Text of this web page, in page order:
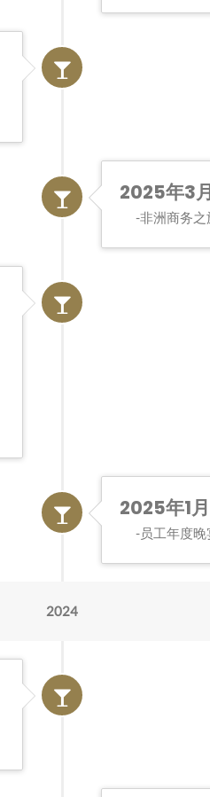
2025年3
非洲商务之
2025年1
员工年度
2024